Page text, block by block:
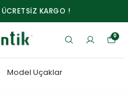
KARGO !
0
Model Uçaklar